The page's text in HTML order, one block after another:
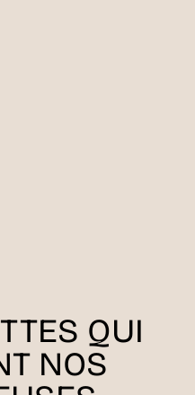
QUI
NOS